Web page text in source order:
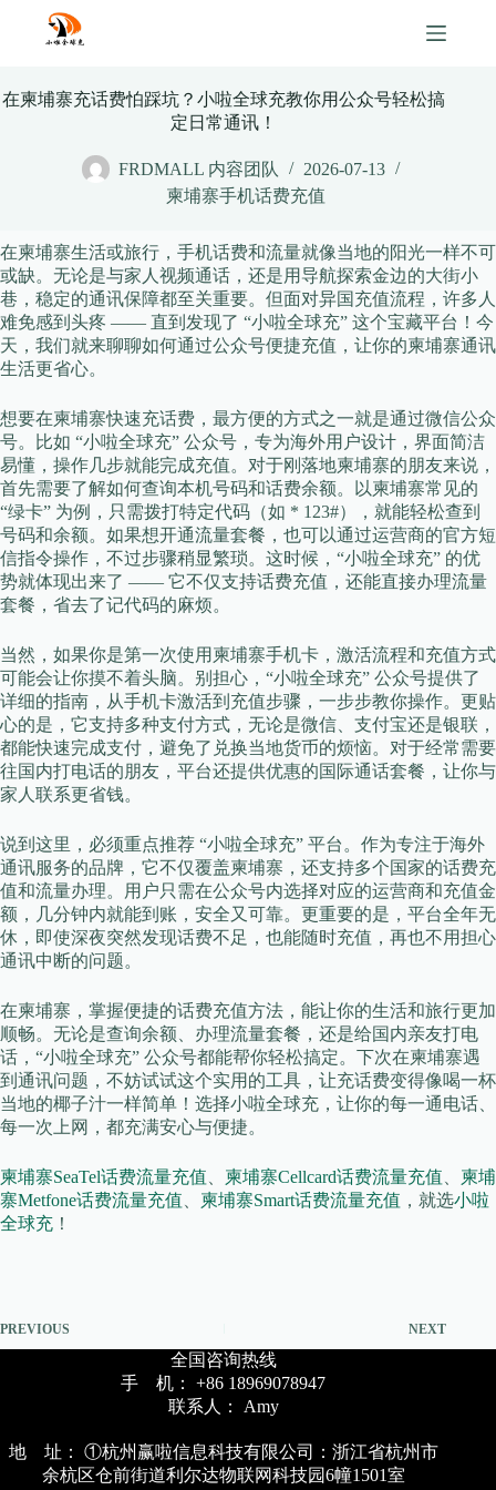
content
在柬埔寨充话费怕踩坑？小啦全球充教你用公众号轻松搞
定日常通讯！
FRDMALL 内容团队
2026-07-13
柬埔寨手机话费充值
在柬埔寨生活或旅行，手机话费和流量就像当地的阳光一样不可
或缺。无论是与家人视频通话，还是用导航探索金边的大街小
巷，稳定的通讯保障都至关重要。但面对异国充值流程，许多人
难免感到头疼 —— 直到发现了 “小啦全球充” 这个宝藏平台！今
天，我们就来聊聊如何通过公众号便捷充值，让你的柬埔寨通讯
生活更省心。
想要在柬埔寨快速充话费，最方便的方式之一就是通过微信公众
号。比如 “小啦全球充” 公众号，专为海外用户设计，界面简洁
易懂，操作几步就能完成充值。对于刚落地柬埔寨的朋友来说，
首先需要了解如何查询本机号码和话费余额。以柬埔寨常见的
“绿卡” 为例，只需拨打特定代码（如 * 123#），就能轻松查到
号码和余额。如果想开通流量套餐，也可以通过运营商的官方短
信指令操作，不过步骤稍显繁琐。这时候，“小啦全球充” 的优
势就体现出来了 —— 它不仅支持话费充值，还能直接办理流量
套餐，省去了记代码的麻烦。
当然，如果你是第一次使用柬埔寨手机卡，激活流程和充值方式
可能会让你摸不着头脑。别担心，“小啦全球充” 公众号提供了
详细的指南，从手机卡激活到充值步骤，一步步教你操作。更贴
心的是，它支持多种支付方式，无论是微信、支付宝还是银联，
都能快速完成支付，避免了兑换当地货币的烦恼。对于经常需要
往国内打电话的朋友，平台还提供优惠的国际通话套餐，让你与
家人联系更省钱。
说到这里，必须重点推荐 “小啦全球充” 平台。作为专注于海外
通讯服务的品牌，它不仅覆盖柬埔寨，还支持多个国家的话费充
值和流量办理。用户只需在公众号内选择对应的运营商和充值金
额，几分钟内就能到账，安全又可靠。更重要的是，平台全年无
休，即使深夜突然发现话费不足，也能随时充值，再也不用担心
通讯中断的问题。
在柬埔寨，掌握便捷的话费充值方法，能让你的生活和旅行更加
顺畅。无论是查询余额、办理流量套餐，还是给国内亲友打电
话，“小啦全球充” 公众号都能帮你轻松搞定。下次在柬埔寨遇
到通讯问题，不妨试试这个实用的工具，让充话费变得像喝一杯
当地的椰子汁一样简单！选择小啦全球充，让你的每一通电话、
每一次上网，都充满安心与便捷。
柬埔寨SeaTel话费流量充值 柬埔寨Cellcard话费流量充值
柬埔
寨Metfone话费流量充值
柬埔寨Smart话费流量充值 ，就选小啦
全球充 ！
PREVIOUS NEXT
全国咨询热线
手 机： +86 18969078947
联系人： Amy
地 址： ①杭州赢啦信息科技有限公司：浙江省杭州市
余杭区仓前街道利尔达物联网科技园6幢1501室